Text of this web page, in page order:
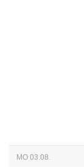
MO 03.08.